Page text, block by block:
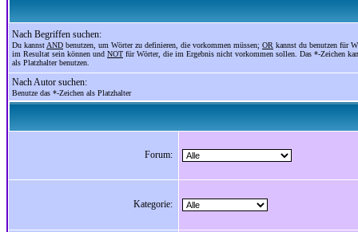
Nach Begriffen suchen:
Du kannst AND benutzen, um Wörter zu definieren, die vorkommen müssen; OR kannst du benutzen für
im Resultat sein können und NOT für Wörter, die im Ergebnis nicht vorkommen sollen. Das *-Zeichen
als Platzhalter benutzen.
Nach Autor suchen:
Benutze das *-Zeichen als Platzhalter
Forum:
Kategorie: